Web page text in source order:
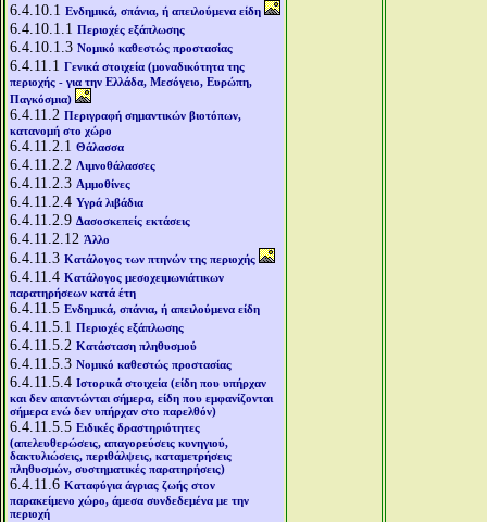
6.4.10.1 Ενδημικά, σπάνια, ή απειλούμενα είδη
6.4.10.1.1 Περιοχές εξάπλωσης
6.4.10.1.3 Νομικό καθεστώς προστασίας
6.4.11.1 Γενικά στοιχεία (μοναδικότητα της
περιοχής - για την Ελλάδα, Μεσόγειο, Ευρώπη,
Παγκόσμια)
6.4.11.2 Περιγραφή σημαντικών βιοτόπων,
κατανομή στο χώρο
6.4.11.2.1 Θάλασσα
6.4.11.2.2 Λιμνοθάλασσες
6.4.11.2.3 Αμμοθίνες
6.4.11.2.4 Υγρά λιβάδια
6.4.11.2.9 Δασοσκεπείς εκτάσεις
6.4.11.2.12 Άλλο
6.4.11.3 Κατάλογος των πτηνών της περιοχής
6.4.11.4 Κατάλογος μεσοχειμωνιάτικων
παρατηρήσεων κατά έτη
6.4.11.5 Ενδημικά, σπάνια, ή απειλούμενα είδη
6.4.11.5.1 Περιοχές εξάπλωσης
6.4.11.5.2 Κατάσταση πληθυσμού
6.4.11.5.3 Νομικό καθεστώς προστασίας
6.4.11.5.4 Ιστορικά στοιχεία (είδη που υπήρχαν
και δεν απαντώνται σήμερα, είδη που εμφανίζονται
σήμερα ενώ δεν υπήρχαν στο παρελθόν)
6.4.11.5.5 Ειδικές δραστηριότητες
(απελευθερώσεις, απαγορεύσεις κυνηγιού,
δακτυλιώσεις, περιθάλψεις, καταμετρήσεις
πληθυσμών, συστηματικές παρατηρήσεις)
6.4.11.6 Καταφύγια άγριας ζωής στον
παρακείμενο χώρο, άμεσα συνδεδεμένα με την
περιοχή